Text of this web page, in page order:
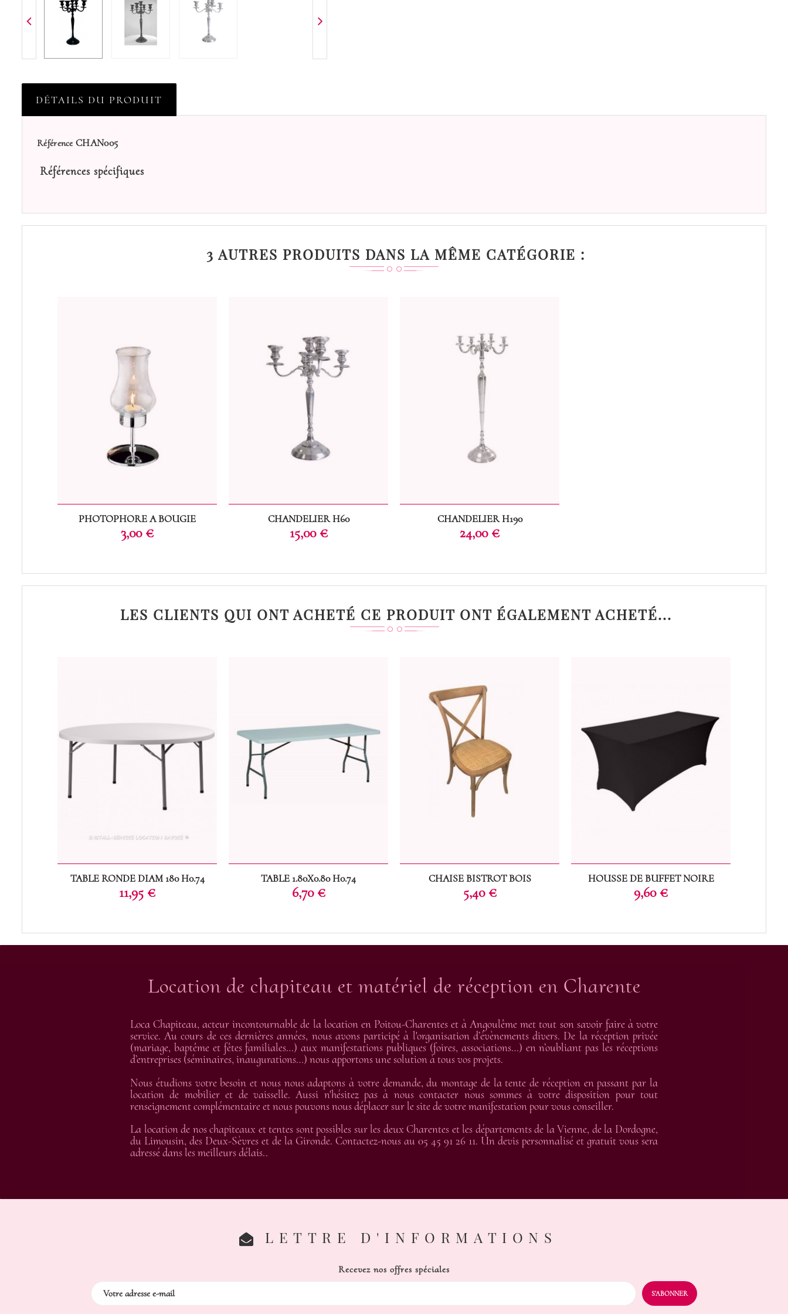
DÉTAILS DU PRODUIT
Référence CHAN005
Références spécifiques
3 AUTRES PRODUITS DANS LA MÊME CATÉGORIE :
PHOTOPHORE A BOUGIE
Prix
3,00 €
CHANDELIER H60
Prix
15,00 €
CHANDELIER H190
Prix
24,00 €
LES CLIENTS QUI ONT ACHETÉ CE PRODUIT ONT ÉGALEMENT ACHETÉ...
TABLE RONDE DIAM 180 H0.74
Prix
11,95 €
TABLE 1.80X0.80 H0.74
Prix
6,70 €
CHAISE BISTROT BOIS
Prix
5,40 €
HOUSSE DE BUFFET NOIRE
Prix
9,60 €
Location de chapiteau et matériel de réception en Charente
Loca Chapiteau, acteur incontournable de la location en Poitou-Charentes et à Angoulême met tout son savoir faire à votre
service. Au cours de ces dernières années, nous avons participé à l'organisation d’évènements divers. De la réception privée
(mariage, baptême et fêtes familiales…) aux manifestations publiques (foires, associations…) en n’oubliant pas les réceptions
d’entreprises (séminaires, inaugurations…) nous apportons une solution à tous vos projets.
Nous étudions votre besoin et nous nous adaptons à votre demande, du montage de la tente de réception en passant par la
location de mobilier et de vaisselle. Aussi n'hésitez pas à nous contacter nous sommes à votre disposition pour tout
renseignement complémentaire et nous pouvons nous déplacer sur le site de votre manifestation pour vous conseiller.
La location de nos chapiteaux et tentes sont possibles sur les deux Charentes et les départements de la Vienne, de la Dordogne,
du Limousin, des Deux-Sèvres et de la Gironde. Contactez-nous au 05 45 91 26 11. Un devis personnalisé et gratuit vous sera
adressé dans les meilleurs délais..
LETTRE D'INFORMATIONS
Recevez nos offres spéciales